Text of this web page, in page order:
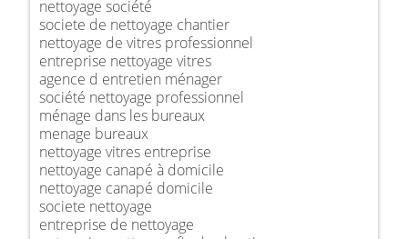
nettoyage société
societe de nettoyage chantier
nettoyage de vitres professionnel
entreprise nettoyage vitres
agence d entretien ménager
société nettoyage professionnel
ménage dans les bureaux
menage bureaux
nettoyage vitres entreprise
nettoyage canapé à domicile
nettoyage canapé domicile
societe nettoyage
entreprise de nettoyage